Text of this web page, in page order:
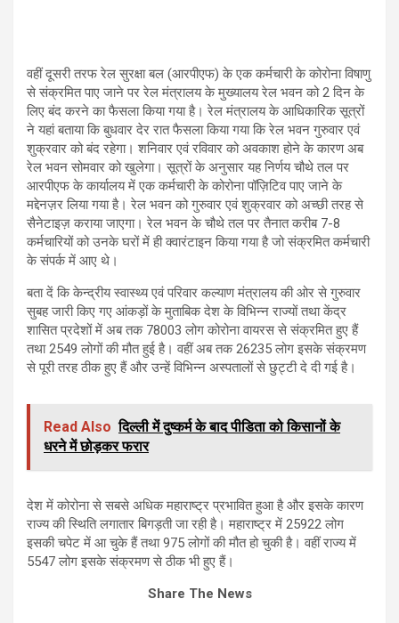
वहीं दूसरी तरफ रेल सुरक्षा बल (आरपीएफ) के एक कर्मचारी के कोरोना विषाणु
से संक्रमित पाए जाने पर रेल मंत्रालय के मुख्यालय रेल भवन को 2 दिन के
लिए बंद करने का फैसला किया गया है। रेल मंत्रालय के आधिकारिक सूत्रों
ने यहां बताया कि बुधवार देर रात फैसला किया गया कि रेल भवन गुरुवार एवं
शुक्रवार को बंद रहेगा। शनिवार एवं रविवार को अवकाश होने के कारण अब
रेल भवन सोमवार को खुलेगा। सूत्रों के अनुसार यह निर्णय चौथे तल पर
आरपीएफ के कार्यालय में एक कर्मचारी के कोरोना पॉज़िटिव पाए जाने के
मद्देनज़र लिया गया है। रेल भवन को गुरुवार एवं शुक्रवार को अच्छी तरह से
सैनेटाइज़ कराया जाएगा। रेल भवन के चौथे तल पर तैनात करीब 7-8
कर्मचारियों को उनके घरों में ही क्वारंटाइन किया गया है जो संक्रमित कर्मचारी
के संपर्क में आए थे।
बता दें कि केन्द्रीय स्वास्थ्य एवं परिवार कल्याण मंत्रालय की ओर से गुरुवार
सुबह जारी किए गए आंकड़ों के मुताबिक देश के विभिन्न राज्यों तथा केंद्र
शासित प्रदेशों में अब तक 78003 लोग कोरोना वायरस से संक्रमित हुए हैं
तथा 2549 लोगों की मौत हुई है। वहीं अब तक 26235 लोग इसके संक्रमण
से पूरी तरह ठीक हुए हैं और उन्हें विभिन्न अस्पतालों से छुट्टी दे दी गई है।
Read Also दिल्ली में दुष्कर्म के बाद पीडिता को किसानों के
धरने में छोड़कर फरार
देश में कोरोना से सबसे अधिक महाराष्ट्र प्रभावित हुआ है और इसके कारण
राज्य की स्थिति लगातार बिगड़ती जा रही है। महाराष्ट्र में 25922 लोग
इसकी चपेट में आ चुके हैं तथा 975 लोगों की मौत हो चुकी है। वहीं राज्य में
5547 लोग इसके संक्रमण से ठीक भी हुए हैं।
Share The News